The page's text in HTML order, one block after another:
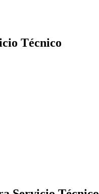
Técnico